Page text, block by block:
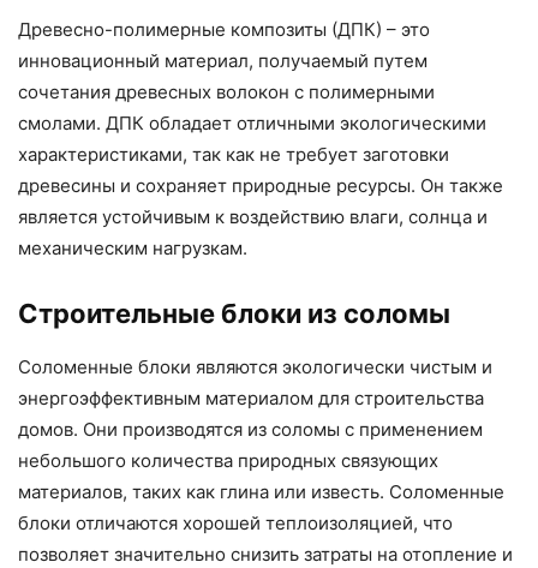
Древесно-полимерные композиты (ДПК) – это
инновационный материал, получаемый путем
сочетания древесных волокон с полимерными
смолами. ДПК обладает отличными экологическими
характеристиками, так как не требует заготовки
древесины и сохраняет природные ресурсы. Он также
является устойчивым к воздействию влаги, солнца и
механическим нагрузкам.
Строительные блоки из соломы
Соломенные блоки являются экологически чистым и
энергоэффективным материалом для строительства
домов. Они производятся из соломы с применением
небольшого количества природных связующих
материалов, таких как глина или известь. Соломенные
блоки отличаются хорошей теплоизоляцией, что
позволяет значительно снизить затраты на отопление и